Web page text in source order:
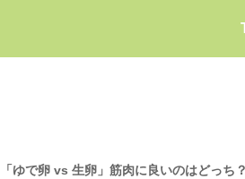
「ゆで卵 vs 生卵」筋肉に良いのはどっち？